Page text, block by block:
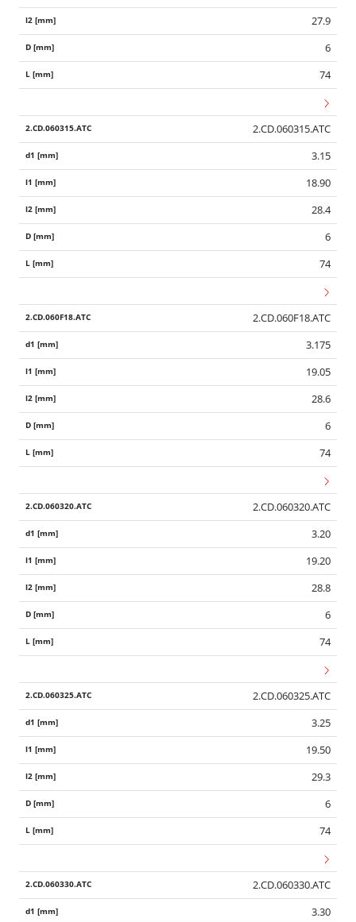
27.9
6
74
2.CD.060315.ATC
3.15
18.90
28.4
6
74
2.CD.060F18.ATC
3.175
19.05
28.6
6
74
2.CD.060320.ATC
3.20
19.20
28.8
6
74
2.CD.060325.ATC
3.25
19.50
29.3
6
74
2.CD.060330.ATC
3.30